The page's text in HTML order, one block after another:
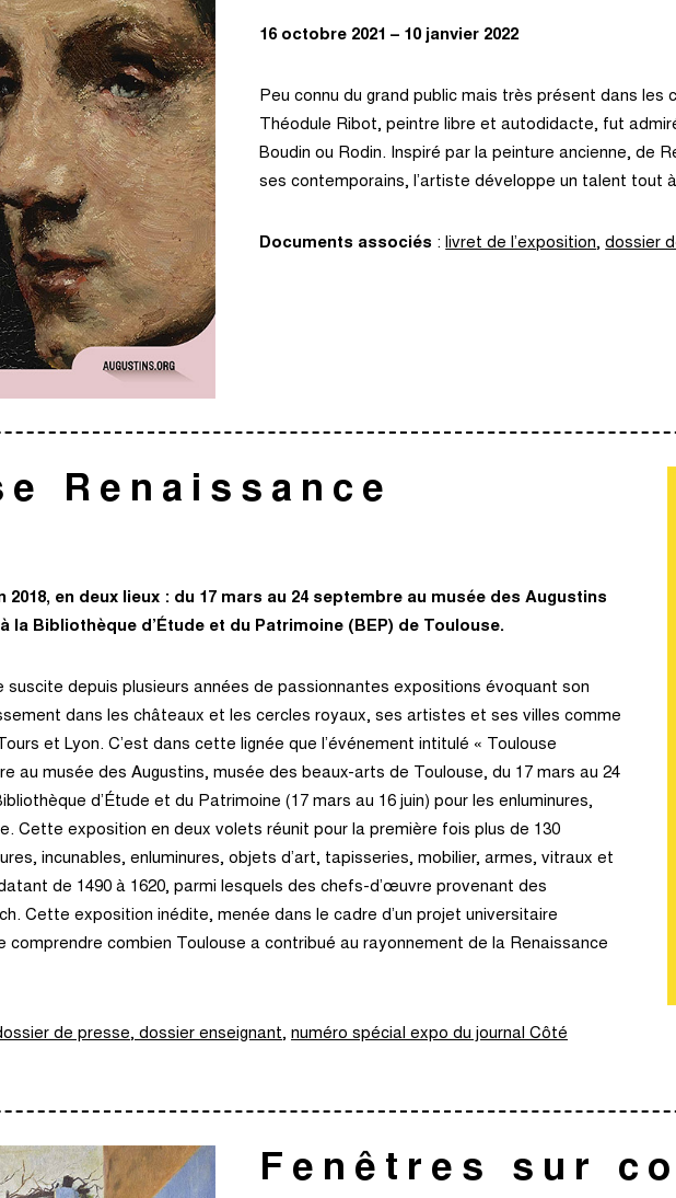
16 octobre 2021 – 10 janvier 2022
Peu connu du grand public mais très présent dans les
Théodule Ribot, peintre libre et autodidacte, fut
Boudin ou Rodin. Inspiré par la peinture ancienne, de
ses contemporains, l’artiste développe un talent tout
Documents associés : livret de l’exposition,dossier
Renaissance
2018, en deux lieux : du 17 mars au 24 septembre au musée des Augustins
la Bibliothèque d’Étude et du Patrimoine (BEP) de Toulouse.
suscite depuis plusieurs années de passionnantes expositions évoquant son
dans les châteaux et les cercles royaux, ses artistes et ses villes comme
et Lyon. C’est dans cette lignée que l’événement intitulé « Toulouse
au musée des Augustins, musée des beaux-arts de Toulouse, du 17 mars au 24
d’Étude et du Patrimoine (17 mars au 16 juin) pour les enluminures,
Cette exposition en deux volets réunit pour la première fois plus de 130
incunables, enluminures, objets d’art, tapisseries, mobilier, armes, vitraux et
de 1490 à 1620, parmi lesquels des chefs-d’œuvre provenant des
Cette exposition inédite, menée dans le cadre d’un projet universitaire
comprendre combien Toulouse a contribué au rayonnement de la Renaissance
de presse, dossier enseignant, numéro spécial expo du journal Côté
Fenêtres sur